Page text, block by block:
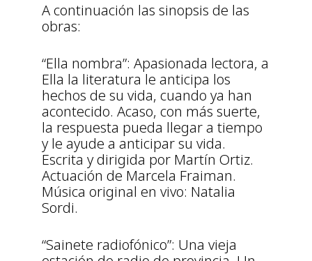
A continuación las sinopsis de las
obras:
“Ella nombra”: Apasionada lectora, a
Ella la literatura le anticipa los
hechos de su vida, cuando ya han
acontecido. Acaso, con más suerte,
la respuesta pueda llegar a tiempo
y le ayude a anticipar su vida.
Escrita y dirigida por Martín Ortiz.
Actuación de Marcela Fraiman.
Música original en vivo: Natalia
Sordi.
“Sainete radiofónico”: Una vieja